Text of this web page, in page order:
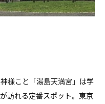
様こと「湯島天満宮」は学
訪れる定番スポット。東京